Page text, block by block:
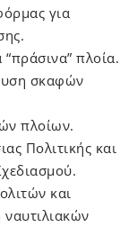
για
πλοία.
σκαφών
πλοίων.
Πολιτικής και
και
ναυτιλιακών